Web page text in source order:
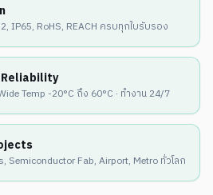
IP65, RoHS, REACH ครบทุกใบรับรอง
Temp -20°C ถึง 60°C · ทำงาน 24/7
Semiconductor Fab, Airport, Metro ทั่วโลก